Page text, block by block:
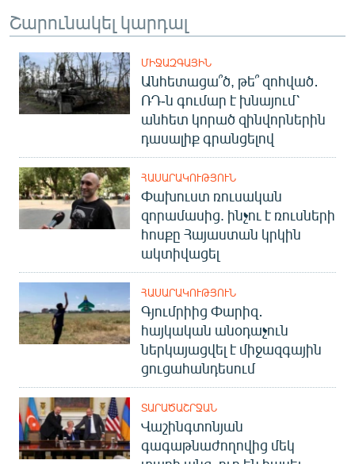
Շարունակել կարդալ
ՄԻՋԱԶԳԱՅԻՆ
Անհետացա՞ծ, թե՞ զոհված․
ՌԴ-ն գումար է խնայում՝
անհետ կորած զինվորներին
դասալիք գրանցելով
ՀԱՍԱՐԱԿՈՒԹՅՈՒՆ
Փախուստ ռուսական
զորամասից. ինչու է ռուսների
հոսքը Հայաստան կրկին
ակտիվացել
ՀԱՍԱՐԱԿՈՒԹՅՈՒՆ
Գյումրիից Փարիզ․
հայկական անօդաչուն
ներկայացվել է միջազգային
ցուցահանդեսում
ՏԱՐԱԾԱՇՐՋԱՆ
Վաշինգտոնյան
գագաթնաժողովից մեկ